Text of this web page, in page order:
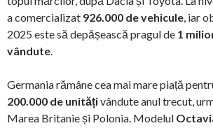
a comercializat 926.000 de vehicule, iar
2025 este să depășească pragul de 1
vândute.
Germania rămâne cea mai mare piață
200.000 de unitățivândute anul trecut,
Marea Britanie și Polonia. Modelul